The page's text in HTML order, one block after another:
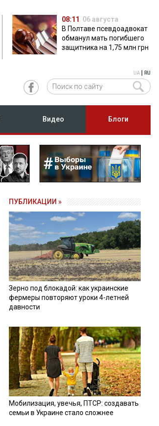
08:11 06 августа
В Полтаве псевдоадвокат
обманул мать погибшего
защитника на 1,75 млн грн
UA RU
Видео Блоги
ПУБЛИКАЦИИ »
Зерно под блокадой: как украинские
фермеры повторяют уроки 4-летней
давности
Мобилизация, увечья, ПТСР: создавать
семьи в Украине стало сложнее